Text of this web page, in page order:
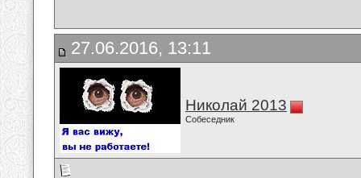
27.06.2016, 13:11
Николай 2013
Собеседник